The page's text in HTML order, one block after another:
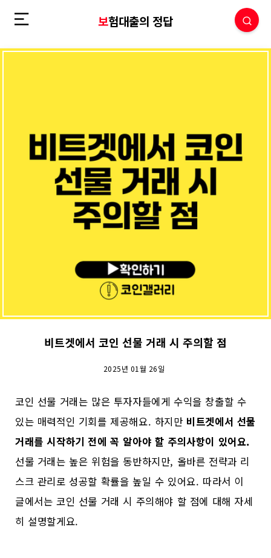
보험대출의 정답
비트겟에서 코인 선물 거래 시 주의할 점
2025년 01월 26일
코인 선물 거래는 많은 투자자들에게 수익을 창출할 수
있는 매력적인 기회를 제공해요. 하지만 비트겟에서 선물
거래를 시작하기 전에 꼭 알아야 할 주의사항이 있어요.
선물 거래는 높은 위험을 동반하지만, 올바른 전략과 리
스크 관리로 성공할 확률을 높일 수 있어요. 따라서 이
글에서는 코인 선물 거래 시 주의해야 할 점에 대해 자세
히 설명할게요.